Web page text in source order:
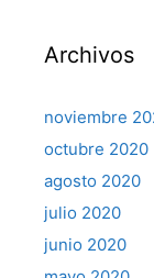
Archivos
noviembre
octubre 2020
agosto 2020
julio 2020
junio 2020